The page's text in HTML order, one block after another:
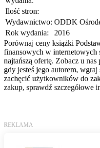
Ilość stron:
Wydawnictwo: ODDK
Rok wydania:
2016
Porównaj ceny książki
finansowych w internetowych
najtańszą ofertę. Zobacz u
gdy jesteś jego autorem,
zachęcić użytkowników do
zakup, sprawdź szczegółowe